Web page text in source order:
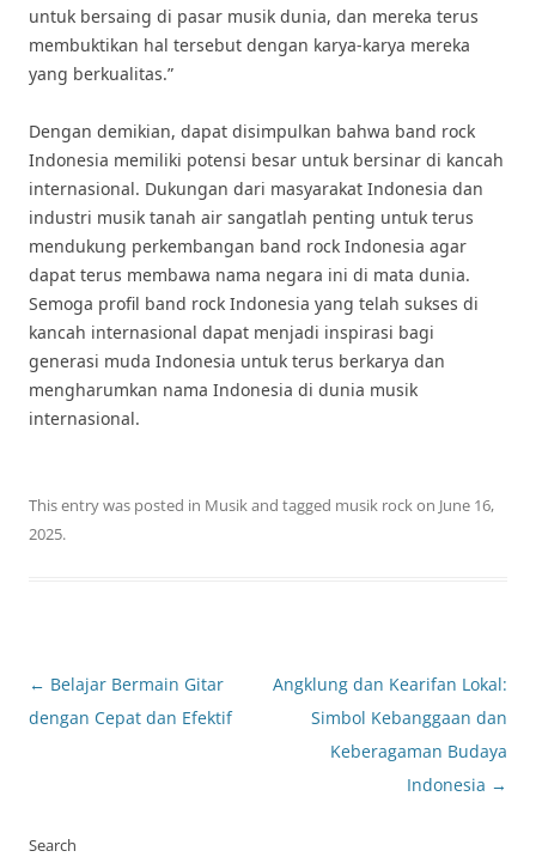
untuk bersaing di pasar musik dunia, dan mereka terus
membuktikan hal tersebut dengan karya-karya mereka
yang berkualitas.”
Dengan demikian, dapat disimpulkan bahwa band rock
Indonesia memiliki potensi besar untuk bersinar di kancah
internasional. Dukungan dari masyarakat Indonesia dan
industri musik tanah air sangatlah penting untuk terus
mendukung perkembangan band rock Indonesia agar
dapat terus membawa nama negara ini di mata dunia.
Semoga profil band rock Indonesia yang telah sukses di
kancah internasional dapat menjadi inspirasi bagi
generasi muda Indonesia untuk terus berkarya dan
mengharumkan nama Indonesia di dunia musik
internasional.
This entry was posted in Musikand tagged musik rockon June 16,
2025.
Post
navigation
← Belajar Bermain Gitar
dengan Cepat dan Efektif
Angklung dan Kearifan Lokal:
Simbol Kebanggaan dan
Keberagaman Budaya
Indonesia →
Search